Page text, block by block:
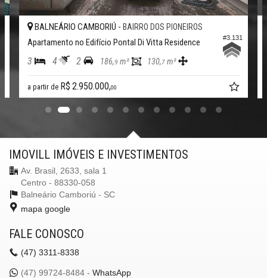
Banheiro Social
Sala de TV
Suíte Master
Churrasqueira
Piso Porcelanato
Andar Alto
Vista Mar
Acabamento em Gesso
Vista Panorâmica
Portão Eletrônico
Espaço Zen
Hall Decorado e Mobiliado
Estar Social
Endereço:
Bombas
Bombinhas /SC
ver mapa abaixo
#3.131
BAIRRO DOS PIONEIROS
Pontal Di Vitta Residence
130, 7m²
BALNEÁRIO CAMBORIÚ -
Apartamento no Edifício
3 4
IMOVILL IMÓVEIS E INVESTIMENTOS
Av. Brasil, 2633, sala 1
Centro - 88330-058
Balneário Camboriú - SC
mapa google
FALE CONOSCO
(47) 3311-8338
(47) 99724-8484 - WhatsApp